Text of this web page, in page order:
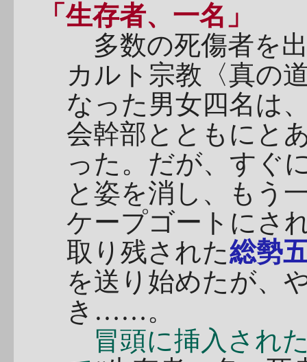
「生存者、一名」
多数の死傷者を
カルト宗教〈真の
なった男女四名は
会幹部とともにと
った。だが、すぐ
と姿を消し、もう
ケープゴートにさ
取り残された総勢
を送り始めたが、
き……。
冒頭に挿入され